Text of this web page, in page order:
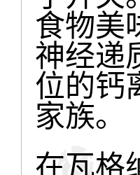
食物美
神经递
位的钙
家族。
在瓦格